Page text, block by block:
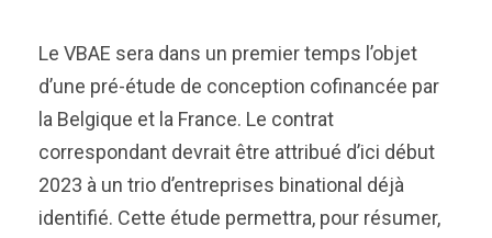
Le VBAE sera dans un premier temps l’objet
d’une pré-étude de conception cofinancée par
la Belgique et la France. Le contrat
correspondant devrait être attribué d’ici début
2023 à un trio d’entreprises binational déjà
identifié. Cette étude permettra, pour résumer,